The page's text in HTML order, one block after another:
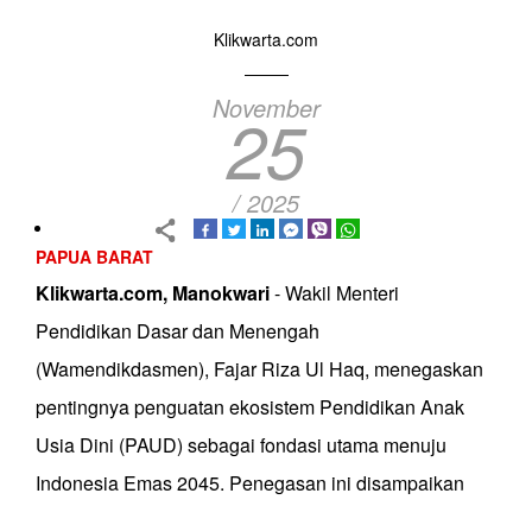
Klikwarta.com
November
25
/ 2025
PAPUA BARAT
Klikwarta.com, Manokwari- Wakil Menteri
Pendidikan Dasar dan Menengah
(Wamendikdasmen), Fajar Riza Ul Haq, menegaskan
pentingnya penguatan ekosistem Pendidikan Anak
Usia Dini (PAUD) sebagai fondasi utama menuju
Indonesia Emas 2045. Penegasan ini disampaikan